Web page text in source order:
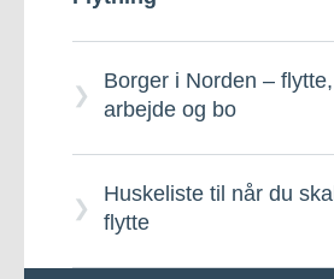
Borger i Norden – flytte,
arbejde og bo
Huskeliste til når du skal
flytte